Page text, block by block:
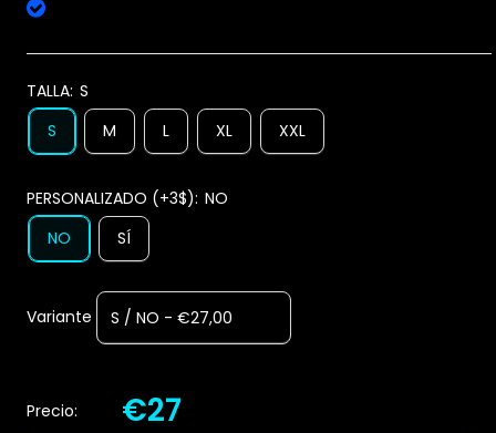
TALLA: S
S
M L XL XXL
PERSONALIZADO (+3$): NO
NO
SÍ
Variante
Precio: €27